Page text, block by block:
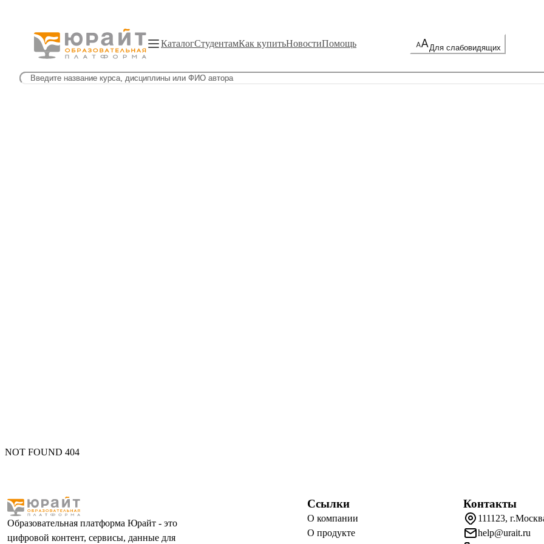
КаталогСтудентамКак купитьНовостиПомощь Для слабовидящих
NOT FOUND 404
Образовательная платформа Юрайт - это
цифровой контент, сервисы, данные для
Ссылки
О компании
О продукте
Контакты
111123,
help@urait.ru